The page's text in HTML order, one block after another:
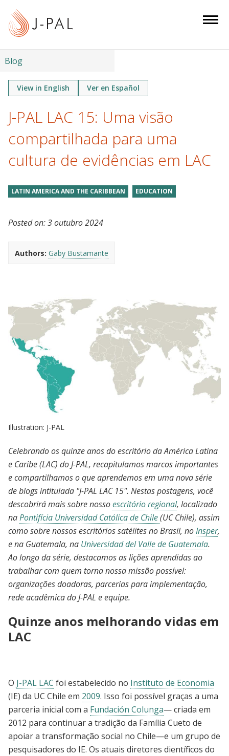
Blog
View in English Ver en Español
J-PAL LAC 15: Uma visão
compartilhada para uma
cultura de evidências em LAC
LATIN AMERICA AND THE CARIBBEAN EDUCATION
Posted on:3 outubro 2024
Authors: Gaby Bustamante
Illustration: J-PAL
Celebrando os quinze anos do escritório da América Latina
e Caribe (LAC) do J-PAL, recapitulamos marcos importantes
e compartilhamos o que aprendemos em uma nova série
de blogs intitulada "J-PAL LAC 15". Nestas postagens, você
descobrirá mais sobre nossoescritório regional, localizado
naPontifícia Universidad Católica de Chile(UC Chile), assim
como sobre nossos escritórios satélites no Brasil, noInsper,
e na Guatemala, na Universidad del Valle de Guatemala.
Ao longo da série, destacamos as lições aprendidas ao
trabalhar com quem torna nossa missão possível:
organizações doadoras, parcerias para implementação,
rede acadêmica do J-PAL e equipe.
Quinze anos melhorando vidas em
LAC
O J-PAL LAC foi estabelecido no Instituto de Economia
(IE) da UC Chile em 2009. Isso foi possível graças a uma
parceria inicial com a Fundación Colunga— criada em
2012 para continuar a tradição da Família Cueto de
apoiar a transformação social no Chile—e um grupo de
pesquisadores do IE. Os atuais diretores dientíficos do